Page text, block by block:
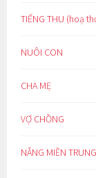
TIẾNG THU (hoạ
NUÔI CON
CHA MẸ
VỢ CHỒNG
NẮNG MIỀN TRUNG